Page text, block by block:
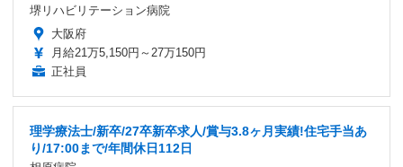
堺リハビリテーション病院
大阪府
月給21万5,150円～27万150円
正社員
理学療法士/新卒/27卒新卒求人/賞与3.8ヶ月実績!住宅手当あ
り/17:00まで/年間休日112日